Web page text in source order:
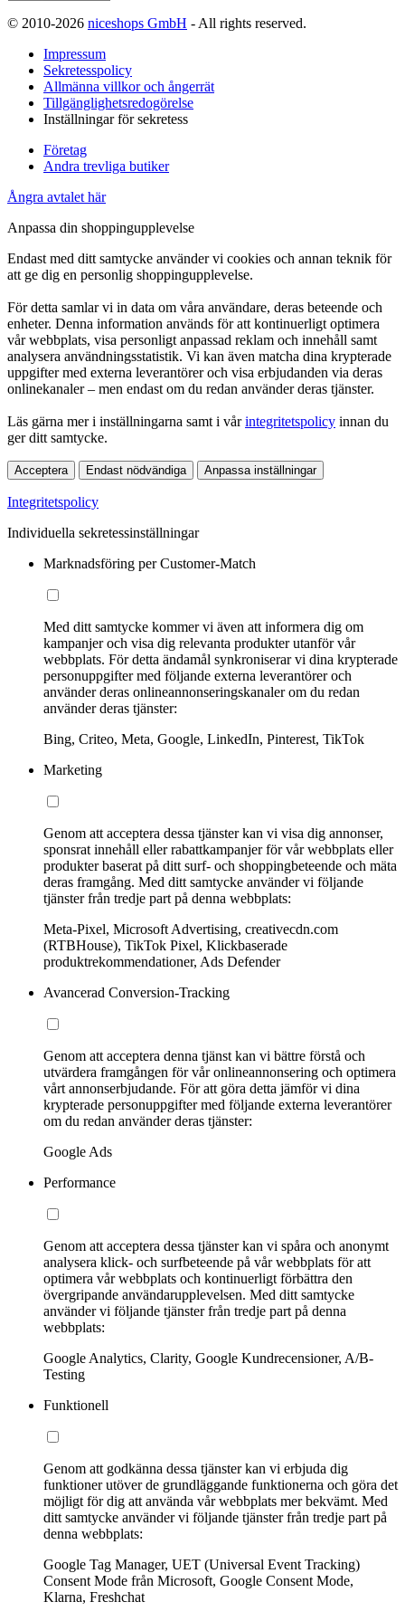
© 2010-2026 niceshops GmbH - All rights reserved.
Impressum
Sekretesspolicy
Allmänna villkor och ångerrät
Tillgänglighetsredogörelse
Inställningar för sekretess
Företag
Andra trevliga butiker
Ångra avtalet här
Anpassa din shoppingupplevelse
Endast med ditt samtycke använder vi cookies och annan teknik för
att ge dig en personlig shoppingupplevelse.
För detta samlar vi in data om våra användare, deras beteende och
enheter. Denna information används för att kontinuerligt optimera
vår webbplats, visa personligt anpassad reklam och innehåll samt
analysera användningsstatistik. Vi kan även matcha dina krypterade
uppgifter med externa leverantörer och visa erbjudanden via deras
onlinekanaler – men endast om du redan använder deras tjänster.
Läs gärna mer i inställningarna samt i vårintegritetspolicy innan du
ger ditt samtycke.
Acceptera Endast nödvändiga Anpassa inställningar
Integritetspolicy
Individuella sekretessinställningar
Marknadsföring per Customer-Match
Med ditt samtycke kommer vi även att informera dig om
kampanjer och visa dig relevanta produkter utanför vår
webbplats. För detta ändamål synkroniserar vi dina krypterade
personuppgifter med följande externa leverantörer och
använder deras onlineannonseringskanaler om du redan
använder deras tjänster:
Bing, Criteo, Meta, Google, LinkedIn, Pinterest, TikTok
Marketing
Genom att acceptera dessa tjänster kan vi visa dig annonser,
sponsrat innehåll eller rabattkampanjer för vår webbplats eller
produkter baserat på ditt surf- och shoppingbeteende och mäta
deras framgång. Med ditt samtycke använder vi följande
tjänster från tredje part på denna webbplats:
Meta-Pixel, Microsoft Advertising, creativecdn.com
(RTBHouse), TikTok Pixel, Klickbaserade
produktrekommendationer, Ads Defender
Avancerad Conversion-Tracking
Genom att acceptera denna tjänst kan vi bättre förstå och
utvärdera framgången för vår onlineannonsering och optimera
vårt annonserbjudande. För att göra detta jämför vi dina
krypterade personuppgifter med följande externa leverantörer
om du redan använder deras tjänster:
Google Ads
Performance
Genom att acceptera dessa tjänster kan vi spåra och anonymt
analysera klick- och surfbeteende på vår webbplats för att
optimera vår webbplats och kontinuerligt förbättra den
övergripande användarupplevelsen. Med ditt samtycke
använder vi följande tjänster från tredje part på denna
webbplats:
Google Analytics, Clarity, Google Kundrecensioner, A/B-
Testing
Funktionell
Genom att godkänna dessa tjänster kan vi erbjuda dig
funktioner utöver de grundläggande funktionerna och göra det
möjligt för dig att använda vår webbplats mer bekvämt. Med
ditt samtycke använder vi följande tjänster från tredje part på
denna webbplats:
Google Tag Manager, UET (Universal Event Tracking)
Consent Mode från Microsoft, Google Consent Mode,
Klarna, Freshchat